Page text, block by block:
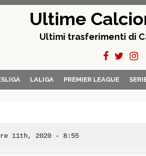
Ultime
Ultimi trasferimenti di
LALIGA PREMIER LEAGUE
11th, 2020 - 8:55